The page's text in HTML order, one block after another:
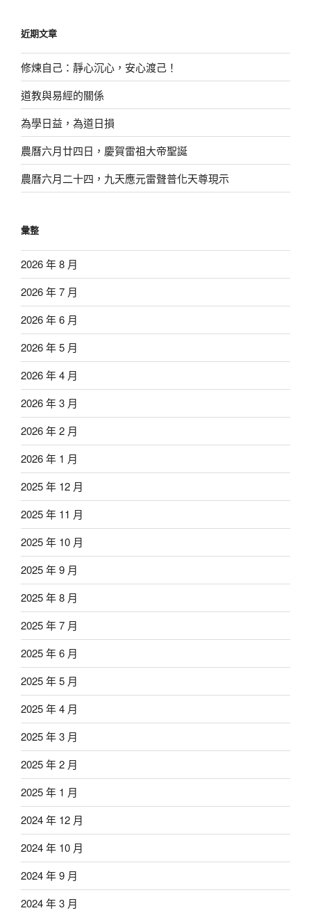
字:
近期文章
修煉自己：靜心沉心，安心渡己！
道教與易經的關係
為學日益，為道日損
農曆六月廿四日，慶賀雷祖大帝聖誕
農曆六月二十四，九天應元雷聲普化天尊現示
彙整
2026 年 8 月
2026 年 7 月
2026 年 6 月
2026 年 5 月
2026 年 4 月
2026 年 3 月
2026 年 2 月
2026 年 1 月
2025 年 12 月
2025 年 11 月
2025 年 10 月
2025 年 9 月
2025 年 8 月
2025 年 7 月
2025 年 6 月
2025 年 5 月
2025 年 4 月
2025 年 3 月
2025 年 2 月
2025 年 1 月
2024 年 12 月
2024 年 10 月
2024 年 9 月
2024 年 3 月